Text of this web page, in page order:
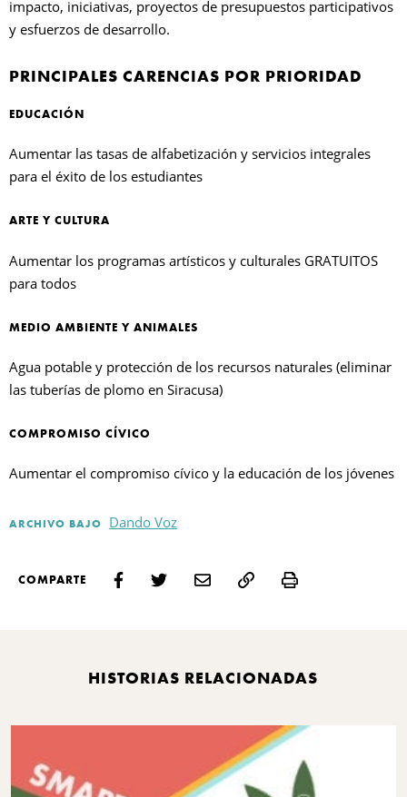
impacto, iniciativas, proyectos de presupuestos participativos
y esfuerzos de desarrollo.
PRINCIPALES CARENCIAS POR PRIORIDAD
EDUCACIÓN
Aumentar las tasas de alfabetización y servicios integrales
para el éxito de los estudiantes
ARTE Y CULTURA
Aumentar los programas artísticos y culturales GRATUITOS
para todos
MEDIO AMBIENTE Y ANIMALES
Agua potable y protección de los recursos naturales (eliminar
las tuberías de plomo en Siracusa)
COMPROMISO CÍVICO
Aumentar el compromiso cívico y la educación de los jóvenes
ARCHIVO BAJO Dando Voz
COMPARTE Print
HISTORIAS RELACIONADAS